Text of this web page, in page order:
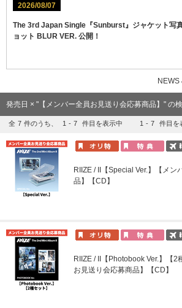
2026/08/07
The 3rd Japan Single『Sunburst』ジャケット写
ョット BLUR VER. 公開！
NEWS
発売日 × "【メンバー全員お見送り会応募商品】" の
全 7 件のうち、 1 - 7 件目を表示中 1 - 7 件目を
RIIZE / II【Special Ver.】【メン
品】【CD】
RIIZE / II【Photobook Ver.】【2
お見送り会応募商品】【CD】